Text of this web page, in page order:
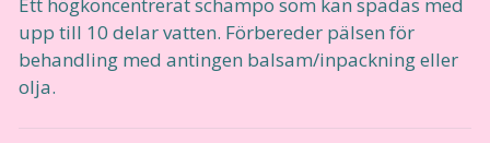
upp till 10 delar vatten. Förbereder pälsen för
behandling med antingen balsam/inpackning eller
olja.